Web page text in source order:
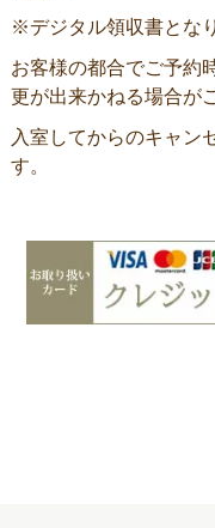
※デジタル領収書とな
お客様の都合でご予約
更が出来かねる場合が
入室してからのキャン
す。